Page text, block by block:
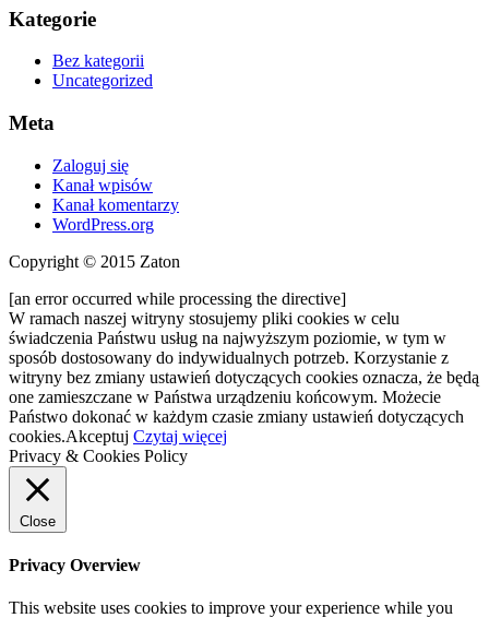
Kategorie
Bez kategorii
Uncategorized
Meta
Zaloguj się
Kanał wpisów
Kanał komentarzy
WordPress.org
Copyright © 2015 Zaton
[an error occurred while processing the directive]
W ramach naszej witryny stosujemy pliki cookies w celu
świadczenia Państwu usług na najwyższym poziomie, w tym w
sposób dostosowany do indywidualnych potrzeb. Korzystanie z
witryny bez zmiany ustawień dotyczących cookies oznacza, że będą
one zamieszczane w Państwa urządzeniu końcowym. Możecie
Państwo dokonać w każdym czasie zmiany ustawień dotyczących
cookies.Akceptuj Czytaj więcej
Privacy & Cookies Policy
Close
Privacy Overview
This website uses cookies to improve your experience while you